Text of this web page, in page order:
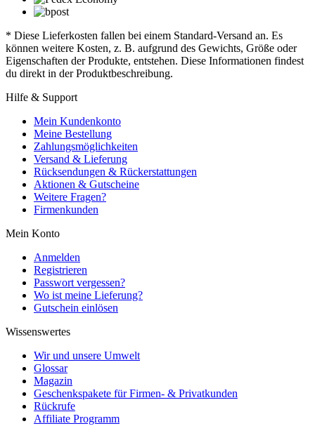
* Diese Lieferkosten fallen bei einem Standard-Versand an. Es
können weitere Kosten, z. B. aufgrund des Gewichts, Größe oder
Eigenschaften der Produkte, entstehen. Diese Informationen findest
du direkt in der Produktbeschreibung.
Hilfe & Support
Mein Kundenkonto
Meine Bestellung
Zahlungsmöglichkeiten
Versand & Lieferung
Rücksendungen & Rückerstattungen
Aktionen & Gutscheine
Weitere Fragen?
Firmenkunden
Mein Konto
Anmelden
Registrieren
Passwort vergessen?
Wo ist meine Lieferung?
Gutschein einlösen
Wissenswertes
Wir und unsere Umwelt
Glossar
Magazin
Geschenkspakete für Firmen- & Privatkunden
Rückrufe
Affiliate Programm